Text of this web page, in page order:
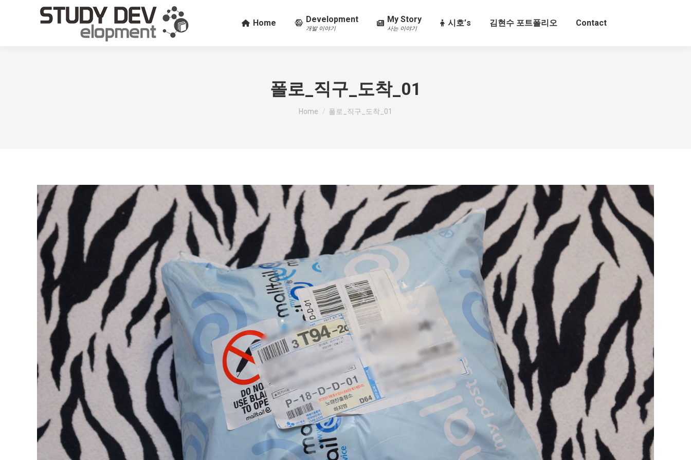
Home Development
개발 이야기
My Story
사는 이야기
시호’s 김현수 포트폴리오 Contact
폴로_직구_도착_01
You are here:
Home 폴로_직구_도착_01